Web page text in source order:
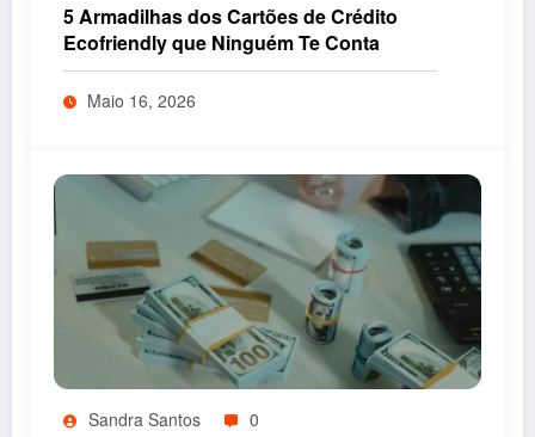
5 Armadilhas dos Cartões de Crédito
Ecofriendly que Ninguém Te Conta
Maio 16, 2026
Sandra Santos 0